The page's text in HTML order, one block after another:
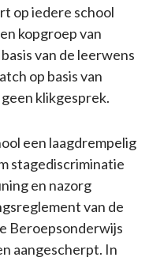
op iedere school
kopgroep van
van de leerwens
op basis van
klikgesprek.
een laagdrempelig
stagediscriminatie
en nazorg
van de
Beroepsonderwijs
aangescherpt. In